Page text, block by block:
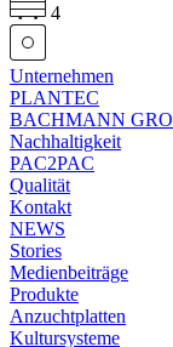
4
Unternehmen
PLANTEC
BACHMANN
Nachhaltigkeit
PAC2PAC
Qualität
Kontakt
NEWS
Stories
Medienbeiträge
Produkte
Anzuchtplatten
Kultursysteme